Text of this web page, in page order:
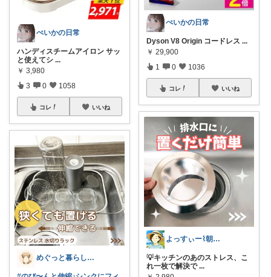
ぺいかの日常
ハンディスチームアイロン サッ
と使えてシ ...
￥ 3,980
3 0 1058
コレ いいね
めぐっと暮らし🍋朝コレ&いいね周り
ぺいかの日常
Dyson V8 Origin コードレス ...
￥ 29,900
1 0 1036
コレ いいね
よっすぃー⌇朝コレ☀楽しい暮らし😇
💡キッチンのあのストレス、こ
れ一枚で解決で ...